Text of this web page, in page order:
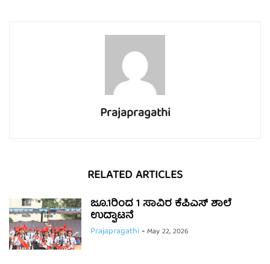
Prajapragathi
RELATED ARTICLES
ಜೂ.1ರಿಂದ 1 ಸಾವಿರ ಕೆಪಿಎಸ್ ಶಾಲೆ
ಉದ್ಘಾಟನೆ
Prajapragathi- May 22, 2026